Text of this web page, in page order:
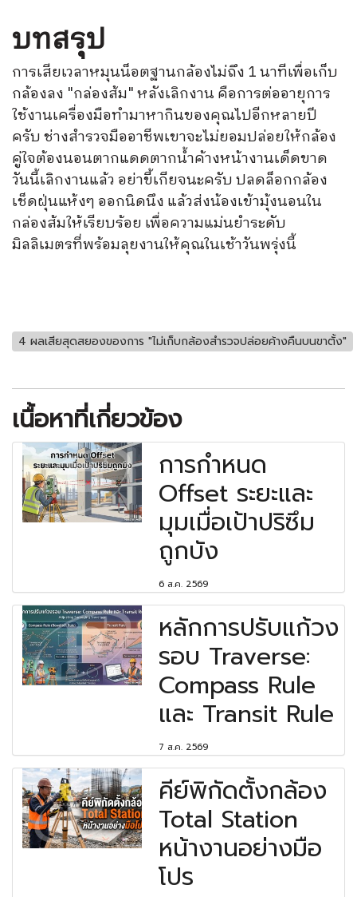
บทสรุป
การเสียเวลาหมุนน็อตฐานกล้องไม่ถึง 1 นาทีเพื่อเก็บ
กล้องลง "กล่องส้ม" หลังเลิกงาน คือการต่ออายุการ
ใช้งานเครื่องมือทำมาหากินของคุณไปอีกหลายปี
ครับ ช่างสำรวจมืออาชีพเขาจะไม่ยอมปล่อยให้กล้อง
คู่ใจต้องนอนตากแดดตากน้ำค้างหน้างานเด็ดขาด
วันนี้เลิกงานแล้ว อย่าขี้เกียจนะครับ ปลดล็อกกล้อง
เช็ดฝุ่นแห้งๆ ออกนิดนึง แล้วส่งน้องเข้ามุ้งนอนใน
กล่องส้มให้เรียบร้อย เพื่อความแม่นยำระดับ
มิลลิเมตรที่พร้อมลุยงานให้คุณในเช้าวันพรุ่งนี้
4 ผลเสียสุดสยองของการ "ไม่เก็บกล้องสำรวจปล่อยค้างคืนบนขาตั้ง"
เนื้อหาที่เกี่ยวข้อง
การกำหนด
Offset ระยะและ
มุมเมื่อเป้าปริซึม
ถูกบัง
6 ส.ค. 2569
หลักการปรับแก้วง
รอบ Traverse:
Compass Rule
และ Transit Rule
7 ส.ค. 2569
คีย์พิกัดตั้งกล้อง
Total Station
หน้างานอย่างมือ
โปร